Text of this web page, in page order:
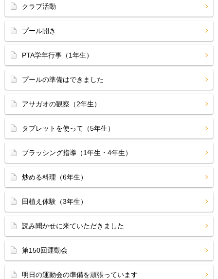
クラブ活動
プール開き
PTA学年行事（1年生）
プールの準備はできました
アサガオの観察（2年生）
タブレットを使って（5年生）
ブラッシング指導（1年生・4年生）
炒める料理（6年生）
田植え体験（3年生）
読み聞かせに来ていただきました
第150回運動会
明日の運動会の準備を頑張っています